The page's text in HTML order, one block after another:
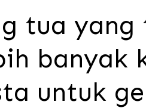
tua
banyak
untuk